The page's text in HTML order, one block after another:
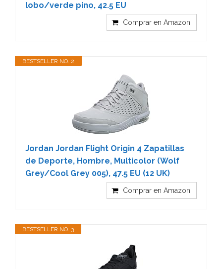
lobo/verde pino, 42.5 EU
Comprar en Amazon
BESTSELLER NO. 2
Jordan Jordan Flight Origin 4 Zapatillas
de Deporte, Hombre, Multicolor (Wolf
Grey/Cool Grey 005), 47.5 EU (12 UK)
Comprar en Amazon
BESTSELLER NO. 3